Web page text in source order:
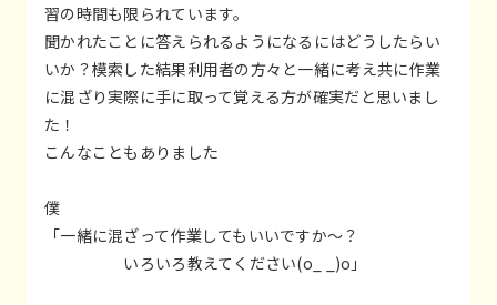
習の時間も限られています。
聞かれたことに答えられるようになるにはどうしたらい
いか？模索した結果利用者の方々と一緒に考え共に作業
に混ざり実際に手に取って覚える方が確実だと思いまし
た！
こんなこともありました
僕
「一緒に混ざって作業してもいいですか～？
いろいろ教えてください(o_ _)o」